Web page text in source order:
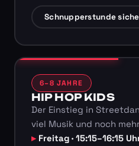
Schnupperstunde
6–8 JAHRE
HIP HOP KIDS
Der Einstieg in
viel Musik und noch
Freitag · 15:15–16:15